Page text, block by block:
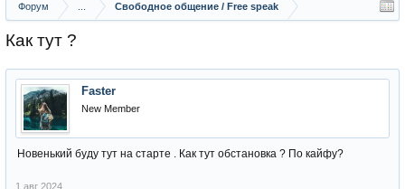
Форум Свободное общение / Free speak
Как тут ?
Faster
New Member
Новенький буду тут на старте . Как тут обстановка ? По кайфу?
1 авг 2024